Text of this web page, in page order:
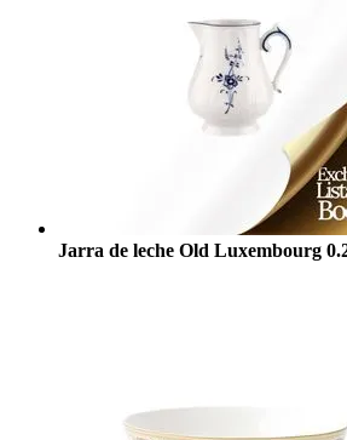
Jarra de leche Old Luxembourg